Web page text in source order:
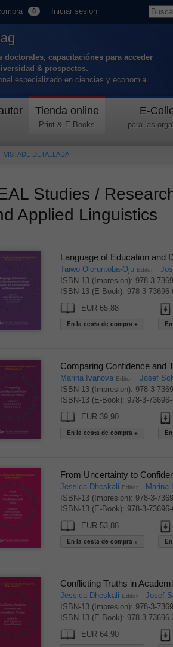
0 Iniciar sesion
doctorales, capacitaciónes para acceder
& prospectos.
especializado en ciencias y economia
Tienda online
Print & E-Books
E-
para las
VISTADE DETALLADA
Studies /
Applied Linguistics
Language of Education and
Taiwo Oloruntoba-Oju Editor
ISBN-13 (Impresion): 978-3-
ISBN-13 (E-Book): 978-3-
EUR 65,88
Comparing Confidence and
Marina Ivanova Editor Josef
ISBN-13 (Impresion): 978-3-
ISBN-13 (E-Book): 978-3-
EUR 39,90
From Uncertainty to
Jessica Dheskali Editor Marina
ISBN-13 (Impresion): 978-3-
ISBN-13 (E-Book): 978-3-
EUR 53,88
Conflicting Truths in
Jessica Dheskali Editor Josef
ISBN-13 (Impresion): 978-3-
ISBN-13 (E-Book): 978-3-
EUR 64,90